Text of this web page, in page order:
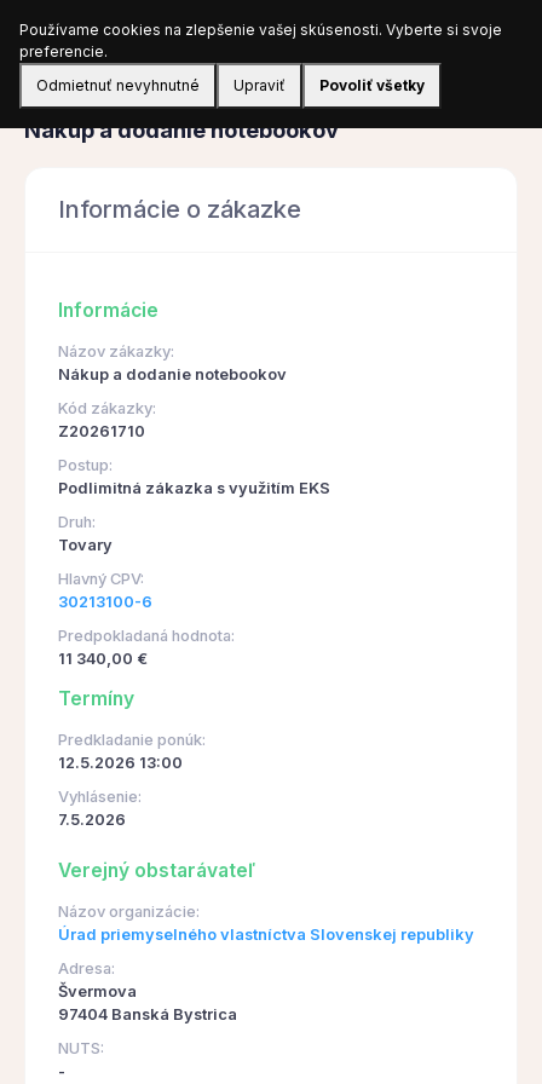
Prihlásiť sa
Obstarávanie
Nákup a dodanie notebookov
Informácie o zákazke
Informácie
Názov zákazky:
Nákup a dodanie notebookov
Kód zákazky:
Z20261710
Postup:
Podlimitná zákazka s využitím EKS
Druh:
Tovary
Hlavný CPV:
30213100-6
Predpokladaná hodnota:
11 340,00 €
Termíny
Predkladanie ponúk:
12.5.2026 13:00
Vyhlásenie:
7.5.2026
Verejný obstarávateľ
Názov organizácie:
Úrad priemyselného vlastníctva Slovenskej republiky
Adresa:
Švermova
97404 Banská Bystrica
NUTS:
-
Používame cookies na zlepšenie vašej skúsenosti. Vyberte si svoje
preferencie.
Odmietnuť nevyhnutné
Upraviť Povoliť všetky